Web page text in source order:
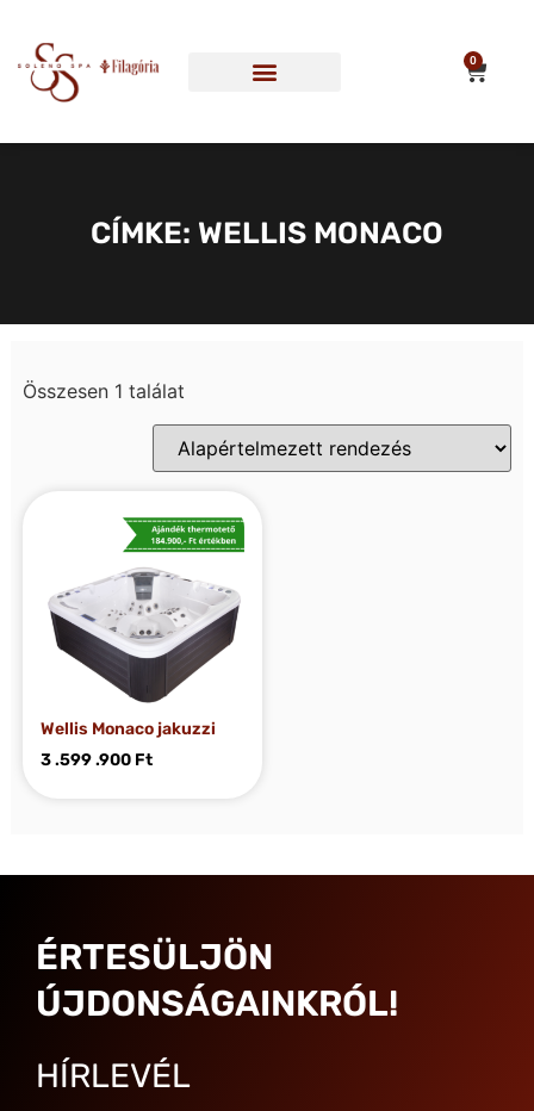
0
CÍMKE: WELLIS MONACO
Összesen 1 találat
Wellis Monaco jakuzzi
3 .599 .900 Ft
ÉRTESÜLJÖN
ÚJDONSÁGAINKRÓL!
HÍRLEVÉL